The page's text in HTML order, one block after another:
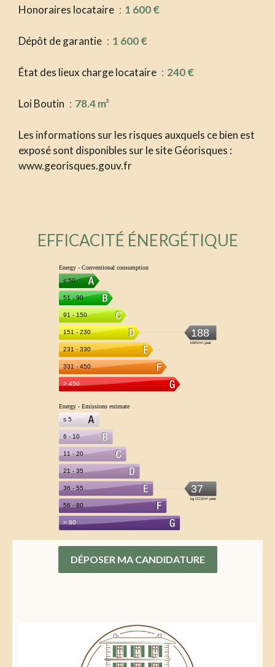
Honoraires locataire 1 600 €
Dépôt de garantie 1 600 €
État des lieux charge locataire 240 €
Loi Boutin 78.4 m²
Les informations sur les risques auxquels ce bien est
exposé sont disponibles sur le site Géorisques :
www.georisques.gouv.fr
EFFICACITÉ ÉNERGÉTIQUE
DÉPOSER MA CANDIDATURE